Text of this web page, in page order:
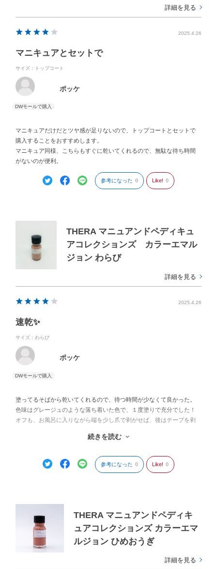
詳細を見る
2025.4.26
マニキュアとセットで
サイズ：トップコート
ポッケ
マニキュアだけだとツヤ感が足りないので、トップコートとセットで
購入することをおすすめします。
マニキュア同様、こちらもすぐに乾いてくれるので、無駄な待ち時間
がないのが便利。
参考になった 0 Like! 0
THERA マニュアンドペディキュ
アコレクションズ カラーエマル
ジョン わらび
詳細を見る
2025.4.26
速乾✨
サイズ：わらび
ポッケ
塗ってるそばから乾いてくれるので、待つ時間が少なくて良かった。
色味はグレージュのような落ち着いた色で、１度塗りで充分でした！
オフも、お風呂に入りながら端を少し爪で剥がせば、後はテープを剥
ただ、普通のマニキュアより爪の先が剥がれやすいのと、蓋が小さい
続きを読む
参考になった 0 Like! 0
THERA マニュアンドペディキ
ュアコレクションズ カラーエマ
ルジョン ひめおうぎ
詳細を見る